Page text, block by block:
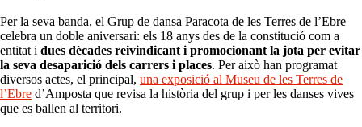
Per la seva banda, el Grup de dansa Paracota de les Terres de l’Ebre
celebra un doble aniversari: els 18 anys des de la constitució com a
entitat i dues dècades reivindicant i promocionant la jota per evitar
la seva desaparició dels carrers i places. Per això han programat
diversos actes, el principal, una exposició al Museu de les Terres de
l’Ebre d’Amposta que revisa la història del grup i per les danses vives
que es ballen al territori.